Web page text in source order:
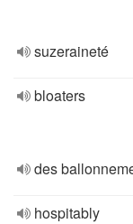
suzeraineté
bloaters
des
hospitably